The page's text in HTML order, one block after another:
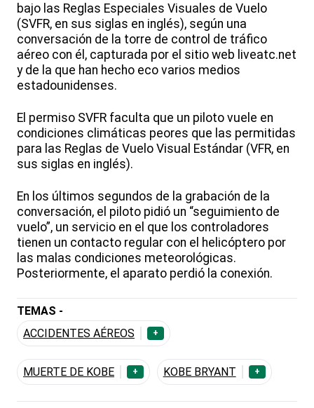
bajo las Reglas Especiales Visuales de Vuelo
(SVFR, en sus siglas en inglés), según una
conversación de la torre de control de tráfico
aéreo con él, capturada por el sitio web liveatc.net
y de la que han hecho eco varios medios
estadounidenses.
El permiso SVFR faculta que un piloto vuele en
condiciones climáticas peores que las permitidas
para las Reglas de Vuelo Visual Estándar (VFR, en
sus siglas en inglés).
En los últimos segundos de la grabación de la
conversación, el piloto pidió un “seguimiento de
vuelo”, un servicio en el que los controladores
tienen un contacto regular con el helicóptero por
las malas condiciones meteorológicas.
Posteriormente, el aparato perdió la conexión.
TEMAS -
ACCIDENTES AÉREOS
+
MUERTE DE KOBE + KOBE BRYANT +